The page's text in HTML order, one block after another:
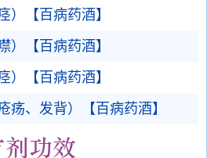
）【百病药酒】
）【百病药酒】
）【百病药酒】
疡、发背）【百病药酒】